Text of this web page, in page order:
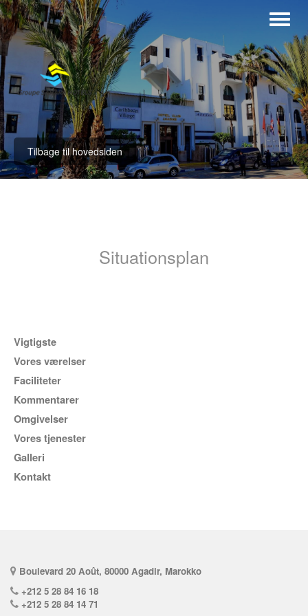
Tilbage til hovedsiden
Situationsplan
vigtigste
Vores værelser
Faciliteter
Kommentarer
Omgivelser
vores tjenester
Galleri
kontakt
Boulevard 20 Août, 80000 Agadir, Marokko
+212 5 28 84 16 18
+212 5 28 84 14 71